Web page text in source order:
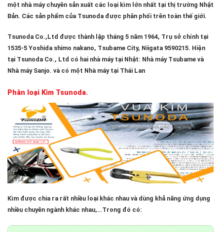
một nhà máy chuyên sản xuất các loại kìm lớn nhất tại thị trường Nhật
Bản. Các sản phẩm của Tsunoda được phân phối trên toàn thế giới.
Tsunoda Co.,Ltd được thành lập tháng 5 năm 1964, Trụ sở chính tại
1535-5 Yoshida shimo nakano, Tsubame City, Niigata 9590215. Hiện
tại Tsunoda Co., Ltd có hai nhà máy tại Nhật: Nhà máy Tsubame và
Nhà máy Sanjo. và có một Nhà máy tại Thái Lan
Phân loại Kìm Tsunoda.
Kìm được chia ra rất nhiều loại khác nhau và dùng khả năng ứng dụng
nhiều chuyên ngành khác nhau,…Trong đó có: